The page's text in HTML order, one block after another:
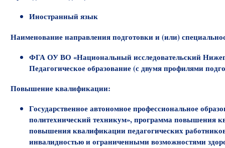
Иностранный язык
Наименование направления подготовки и (или)
ФГА ОУ ВО «Национальный исследовательский
Педагогическое образование (с двумя профилями
Повышение квалификации:
Государственное автономное профессиональное
политехнический техникум», программа повышения
повышения квалификации педагогических
инвалидностью и ограниченными возможностями